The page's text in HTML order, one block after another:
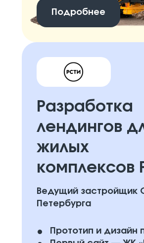
Подробнее
Разработка
лендингов
жилых
комплексов
Ведущий застройщик
Петербурга
Прототип и дизайн